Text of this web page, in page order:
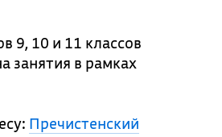
9, 10 и 11 классов
занятия в рамках
Пречистенский